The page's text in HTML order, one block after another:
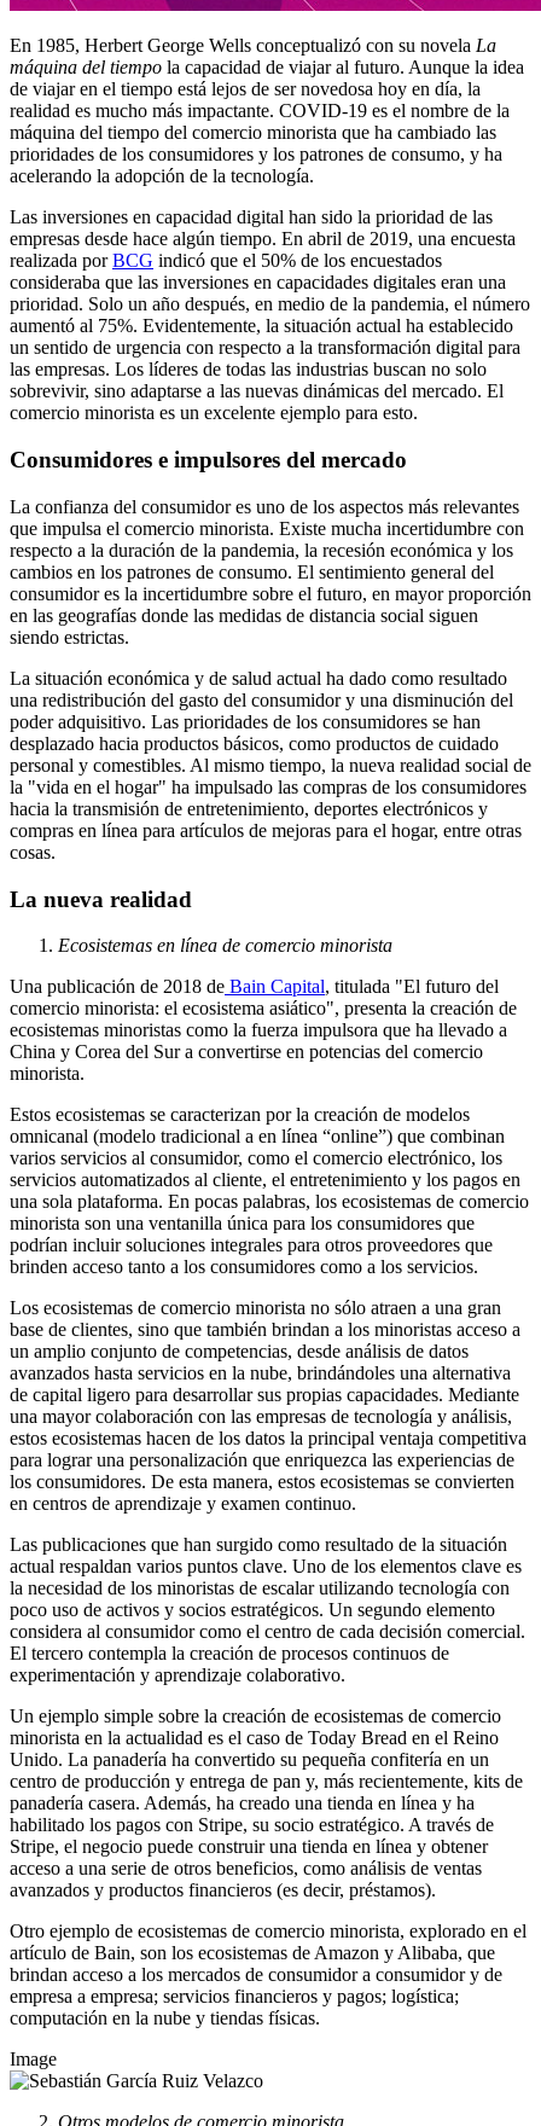
En 1985, Herbert George Wells conceptualizó con su novela La
máquina del tiempo la capacidad de viajar al futuro. Aunque la idea
de viajar en el tiempo está lejos de ser novedosa hoy en día, la
realidad es mucho más impactante. COVID-19 es el nombre de la
máquina del tiempo del comercio minorista que ha cambiado las
prioridades de los consumidores y los patrones de consumo, y ha
acelerando la adopción de la tecnología.
Las inversiones en capacidad digital han sido la prioridad de las
empresas desde hace algún tiempo. En abril de 2019, una encuesta
realizada porBCG indicó que el 50% de los encuestados
consideraba que las inversiones en capacidades digitales eran una
prioridad. Solo un año después, en medio de la pandemia, el número
aumentó al 75%. Evidentemente, la situación actual ha establecido
un sentido de urgencia con respecto a la transformación digital para
las empresas. Los líderes de todas las industrias buscan no solo
sobrevivir, sino adaptarse a las nuevas dinámicas del mercado. El
comercio minorista es un excelente ejemplo para esto.
Consumidores e impulsores del mercado
La confianza del consumidor es uno de los aspectos más relevantes
que impulsa el comercio minorista. Existe mucha incertidumbre con
respecto a la duración de la pandemia, la recesión económica y los
cambios en los patrones de consumo. El sentimiento general del
consumidor es la incertidumbre sobre el futuro, en mayor proporción
en las geografías donde las medidas de distancia social siguen
siendo estrictas.
La situación económica y de salud actual ha dado como resultado
una redistribución del gasto del consumidor y una disminución del
poder adquisitivo. Las prioridades de los consumidores se han
desplazado hacia productos básicos, como productos de cuidado
personal y comestibles. Al mismo tiempo, la nueva realidad social de
la "vida en el hogar" ha impulsado las compras de los consumidores
hacia la transmisión de entretenimiento, deportes electrónicos y
compras en línea para artículos de mejoras para el hogar, entre otras
cosas.
La nueva realidad
Ecosistemas en línea de comercio minorista
Una publicación de 2018 de Bain Capital, titulada "El futuro del
comercio minorista: el ecosistema asiático", presenta la creación de
ecosistemas minoristas como la fuerza impulsora que ha llevado a
China y Corea del Sur a convertirse en potencias del comercio
minorista.
Estos ecosistemas se caracterizan por la creación de modelos
omnicanal (modelo tradicional a en línea “online”) que combinan
varios servicios al consumidor, como el comercio electrónico, los
servicios automatizados al cliente, el entretenimiento y los pagos en
una sola plataforma. En pocas palabras, los ecosistemas de comercio
minorista son una ventanilla única para los consumidores que
podrían incluir soluciones integrales para otros proveedores que
brinden acceso tanto a los consumidores como a los servicios.
Los ecosistemas de comercio minorista no sólo atraen a una gran
base de clientes, sino que también brindan a los minoristas acceso a
un amplio conjunto de competencias, desde análisis de datos
avanzados hasta servicios en la nube, brindándoles una alternativa
de capital ligero para desarrollar sus propias capacidades. Mediante
una mayor colaboración con las empresas de tecnología y análisis,
estos ecosistemas hacen de los datos la principal ventaja competitiva
para lograr una personalización que enriquezca las experiencias de
los consumidores. De esta manera, estos ecosistemas se convierten
en centros de aprendizaje y examen continuo.
Las publicaciones que han surgido como resultado de la situación
actual respaldan varios puntos clave. Uno de los elementos clave es
la necesidad de los minoristas de escalar utilizando tecnología con
poco uso de activos y socios estratégicos. Un segundo elemento
considera al consumidor como el centro de cada decisión comercial.
El tercero contempla la creación de procesos continuos de
experimentación y aprendizaje colaborativo.
Un ejemplo simple sobre la creación de ecosistemas de comercio
minorista en la actualidad es el caso de Today Bread en el Reino
Unido. La panadería ha convertido su pequeña confitería en un
centro de producción y entrega de pan y, más recientemente, kits de
panadería casera. Además, ha creado una tienda en línea y ha
habilitado los pagos con Stripe, su socio estratégico. A través de
Stripe, el negocio puede construir una tienda en línea y obtener
acceso a una serie de otros beneficios, como análisis de ventas
avanzados y productos financieros (es decir, préstamos).
Otro ejemplo de ecosistemas de comercio minorista, explorado en el
artículo de Bain, son los ecosistemas de Amazon y Alibaba, que
brindan acceso a los mercados de consumidor a consumidor y de
empresa a empresa; servicios financieros y pagos; logística;
computación en la nube y tiendas físicas.
Image